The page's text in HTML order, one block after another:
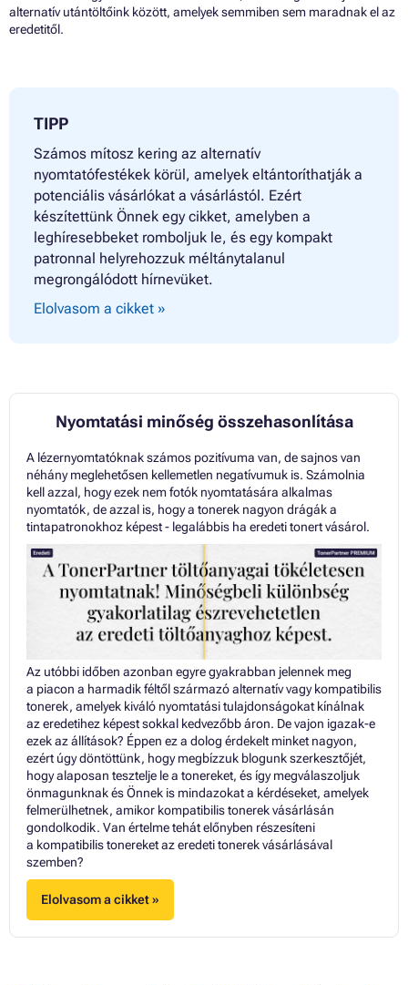
alternatív utántöltőink között, amelyek semmiben sem maradnak el az
eredetitől.
TIPP
Számos mítosz kering az alternatív
nyomtatófestékek körül, amelyek eltántoríthatják a
potenciális vásárlókat a vásárlástól. Ezért
készítettünk Önnek egy cikket, amelyben a
leghíresebbeket romboljuk le, és egy kompakt
patronnal helyrehozzuk méltánytalanul
megrongálódott hírnevüket.
Elolvasom a cikket »
Nyomtatási minőség összehasonlítása
A lézernyomtatóknak számos pozitívuma van, de sajnos van
néhány meglehetősen kellemetlen negatívumuk is. Számolnia
kell azzal, hogy ezek nem fotók nyomtatására alkalmas
nyomtatók, de azzal is, hogy a tonerek nagyon drágák a
tintapatronokhoz képest - legalábbis ha eredeti tonert vásárol.
Az utóbbi időben azonban egyre gyakrabban jelennek meg
a piacon a harmadik féltől származó alternatív vagy kompatibilis
tonerek, amelyek kiváló nyomtatási tulajdonságokat kínálnak
az eredetihez képest sokkal kedvezőbb áron. De vajon igazak-e
ezek az állítások? Éppen ez a dolog érdekelt minket nagyon,
ezért úgy döntöttünk, hogy megbízzuk blogunk szerkesztőjét,
hogy alaposan tesztelje le a tonereket, és így megválaszoljuk
önmagunknak és Önnek is mindazokat a kérdéseket, amelyek
felmerülhetnek, amikor kompatibilis tonerek vásárlásán
gondolkodik. Van értelme tehát előnyben részesíteni
a kompatibilis tonereket az eredeti tonerek vásárlásával
szemben?
Elolvasom a cikket »